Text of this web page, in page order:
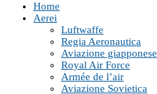
Home
Aerei
Luftwaffe
Regia Aeronautica
Aviazione giapponese
Royal Air Force
Armée de l’air
Aviazione Sovietica